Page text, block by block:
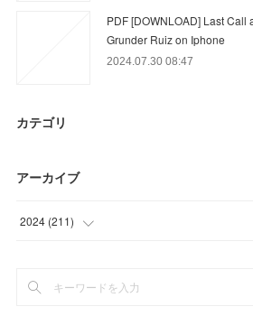
PDF [DOWNLOAD] Last Call
Grunder Ruiz on Iphone
2024.07.30 08:47
カテゴリ
アーカイブ
2024 (211)
(